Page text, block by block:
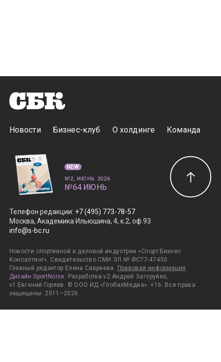
Новости Бизнес-клуб О холдинге Команда
Телефон редакции: +7 (495) 773-78-57
Москва, Академика Ильюшина, 4, к.2, оф.93
info@s-bc.ru
Новости спортивной и деловой индустрии «Спорт Бизнес
Консалтинг». Свидетельство СМИ ЭЛ № ФС77-47450.
Главный редактор Елена Савраева. Правовая информация.
Дизайн SportNoise. Разработка v2:Андрей Загоруйко,
v1:Евгений Горяев. © ООО ИД «ГлобалМедиа». +16. Все права
защищены. 2011–2026.
NEW
№2, ИЮНЬ 2026
№64 ИЮНЬ